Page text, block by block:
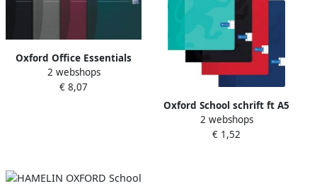
Oxford Office Essentials
schrift harde kaft 192
bladzijden ft A4 geruit 5
2 webshops
€ 8,07
Oxford School schrift ft A5
72 bladzijden met kantlijn
gelijnd geassorteerde
2 webshops
€ 1,52